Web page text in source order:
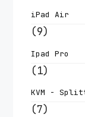
iPad Air
(9)
Ipad Pro
(1)
KVM -
(7)